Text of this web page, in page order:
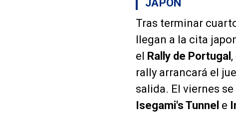
JAPÓN
Tras terminar
llegan a la cita
el Rally de Portugal
rally arrancará el
salida. El viernes
Isegami's Tunnel e